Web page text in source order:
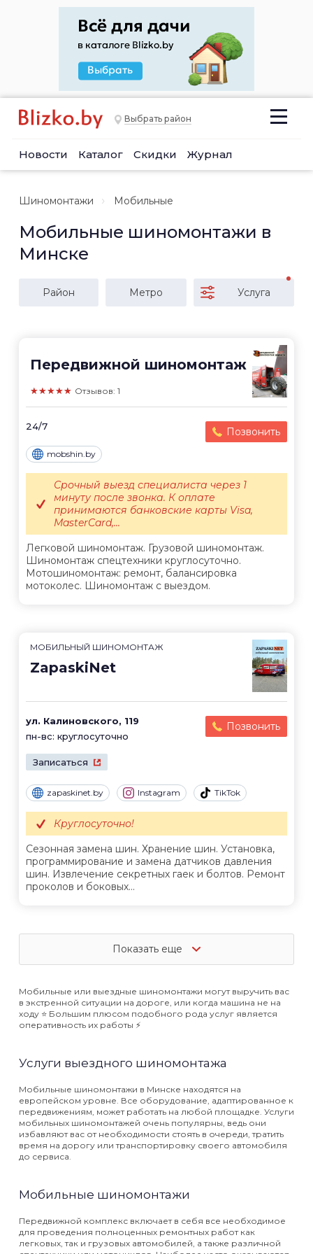
Выбрать район
Новости Каталог Скидки Журнал
Шиномонтажи Мобильные
Мобильные шиномонтажи в
Минске
Район Метро Услуга
Передвижной шиномонтаж
★★★★★ Отзывов: 1
24/7 Позвонить
mobshin.by
Легковой шиномонтаж. Грузовой шиномонтаж.
Шиномонтаж спецтехники круглосуточно.
Мотошиномонтаж: ремонт, балансировка
мотоколес. Шиномонтаж с выездом.
Срочный выезд специалиста через 1
минуту после звонка. К оплате
принимаются банковские карты Visa,
MasterCard,...
МОБИЛЬНЫЙ ШИНОМОНТАЖ
ZapaskiNet
ул. Калиновского, 119
пн-вс: круглосуточно
Позвонить
Записаться
zapaskinet.by Instagram TikTok
Сезонная замена шин. Хранение шин. Установка,
программирование и замена датчиков давления
шин. Извлечение секретных гаек и болтов. Ремонт
проколов и боковых...
Круглосуточно!
Показать еще
Мобильные или выездные шиномонтажи могут выручить вас
в экстренной ситуации на дороге, или когда машина не на
ходу ⭐️ Большим плюсом подобного рода услуг является
оперативность их работы ⚡️
Услуги выездного шиномонтажа
Мобильные шиномонтажи в Минске находятся на
европейском уровне. Все оборудование, адаптированное к
передвижениям, может работать на любой площадке. Услуги
мобильных шиномонтажей очень популярны, ведь они
избавляют вас от необходимости стоять в очереди, тратить
время на дорогу или транспортировку своего автомобиля
до сервиса.
Мобильные шиномонтажи
Передвижной комплекс включает в себя все необходимое
для проведения полноценных ремонтных работ как
легковых, так и грузовых автомобилей, а также различной